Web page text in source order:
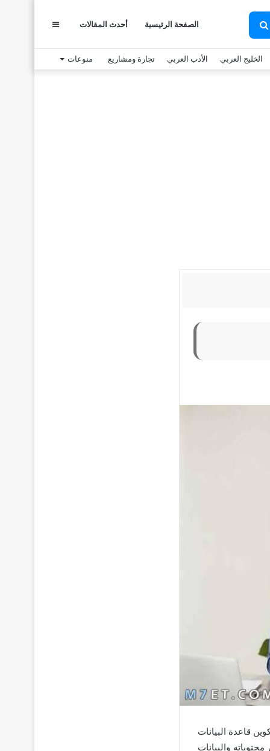
بحث
عن
الصفحة الرئيسية أحدث المقالات عمود
جانبي
الخليج العربي الأدب العربي تجارة ومشاريع منوعات
قاعدة البيانات
والبيانات